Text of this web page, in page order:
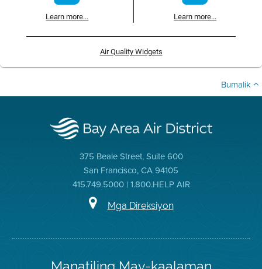
Learn more... Learn more...
Air Quality Widgets
Bumalik
375 Beale Street, Suite 600
San Francisco, CA 94105
415.749.5000 | 1.800.HELP AIR
Mga Direksiyon
Manatiling May-kaalaman